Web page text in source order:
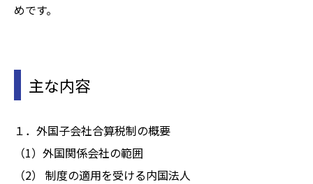
めです。
主な内容
１．外国子会社合算税制の概要
（1）外国関係会社の範囲
（2） 制度の適用を受ける内国法人